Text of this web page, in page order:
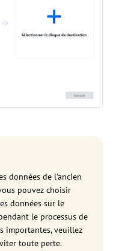
données de l'ancien
pouvez choisir
données sur le
le processus de
importantes, veuillez
toute perte.